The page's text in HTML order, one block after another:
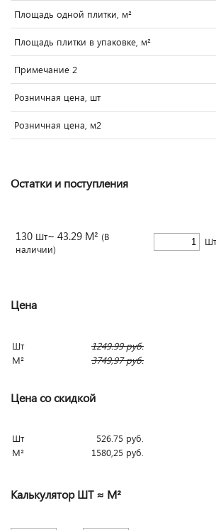
Площадь одной плитки, м²
Площадь плитки в упаковке, м²
Примечание 2
Розничная цена, шт
Розничная цена, м2
Остатки и поступления
130 Шт~ 43.29 М² (В
наличии)
Шт
Цена
Шт 1249.99руб.
М²
3749,97руб.
Цена со скидкой
Шт 526.75 руб.
М²
1580,25 руб.
Калькулятор ШТ ≈ М²